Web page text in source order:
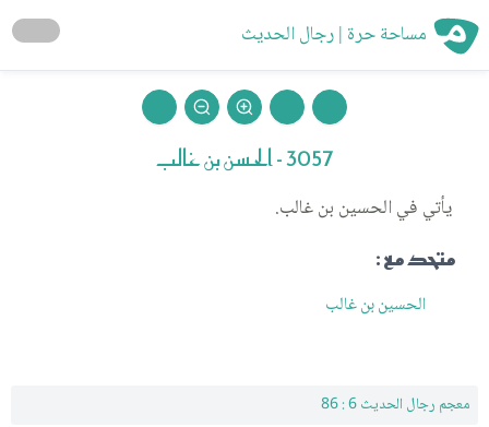
مساحة حرة | رجال الحديث
3057 - الحسن بن غالب
يأتي في الحسين بن غالب.
متحد مع :
الحسين بن غالب
معجم رجال الحديث 6 : 86